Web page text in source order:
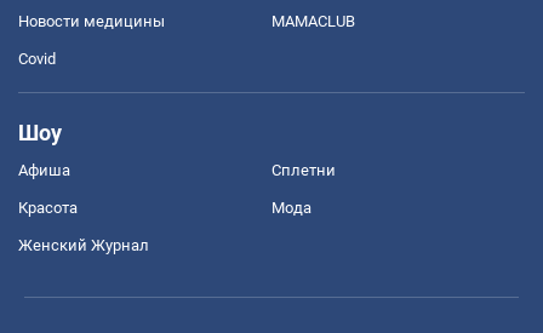
Новости медицины MAMACLUB
Covid
Шоу
Афиша Сплетни
Красота Мода
Женский Журнал